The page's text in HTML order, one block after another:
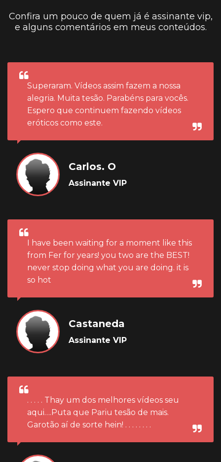
Confira um pouco de quem já é assinante vip,
e alguns comentários em meus conteúdos.
Superaram. Vídeos assim fazem a nossa
alegria. Muita tesão. Parabéns para vocês.
Espero que continuem fazendo vídeos
eróticos como este.
Carlos. O
Assinante VIP
I have been waiting for a moment like this
from Fer for years! you two are the BEST!
never stop doing what you are doing. it is
so hot
Castaneda
Assinante VIP
. . . . . Thay um dos melhores vídeos seu
aqui….Puta que Pariu tesão de mais.
Garotão aí de sorte hein! . . . . . . . .